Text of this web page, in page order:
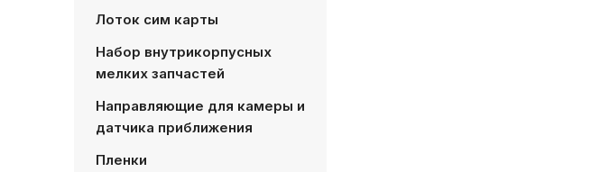
Лоток сим карты
Набор внутрикорпусных
мелких запчастей
Направляющие для камеры и
датчика приближения
Пленки